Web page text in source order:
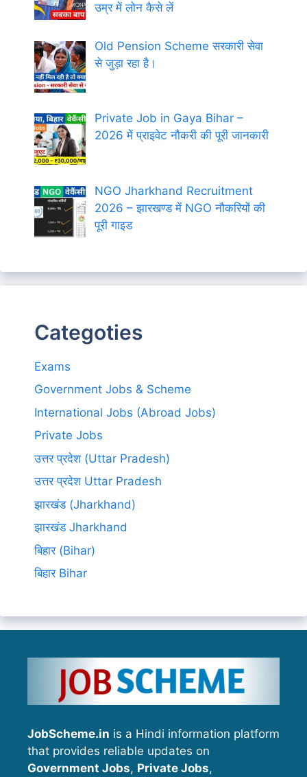
उम्र में लोन कैसे लें
Old Pension Scheme सरकारी सेवा
से जुड़ा रहा है।
Private Job in Gaya Bihar –
2026 में प्राइवेट नौकरी की पूरी जानकारी
NGO Jharkhand Recruitment
2026 – झारखण्ड में NGO नौकरियों की
पूरी गाइड
Categoties
Exams
Government Jobs & Scheme
International Jobs (Abroad Jobs)
Private Jobs
उत्तर प्रदेश (Uttar Pradesh)
उत्तर प्रदेश Uttar Pradesh
झारखंड (Jharkhand)
झारखंड Jharkhand
बिहार (Bihar)
बिहार Bihar
JobScheme.in is a Hindi information platform
that provides reliable updates on
Government Jobs, Private Jobs,